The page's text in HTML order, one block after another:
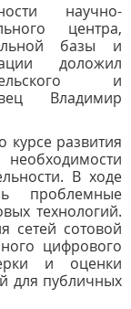
научно-
центра,
базы и
доложил
и
Владимир
курсе развития
В ходе
проблемные
технологий.
сетей сотовой
цифрового
и оценки
для публичных